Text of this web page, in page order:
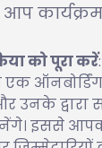
आप
को पूरा करें
ऑनबोर्डिंग
उनके द्वारा
इससे